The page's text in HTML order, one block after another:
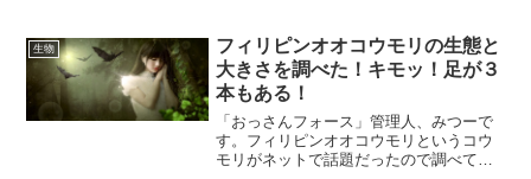
生物
フィリピンオオコウモリの生態と
大きさを調べた！キモッ！足が３
本もある！
「おっさんフォース」管理人、みつーで
す。フィリピンオオコウモリというコウ
モリがネットで話題だったので調べてみ